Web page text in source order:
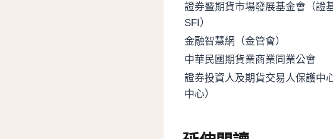
證券暨期貨市場發展基金會（證
SFI）
金融智慧網（金管會）
中華民國期貨業商業同業公會
證券投資人及期貨交易人保護中
中心）